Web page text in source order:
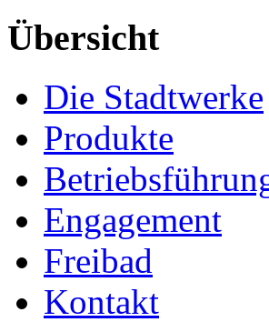
Übersicht
Die Stadtwerke
Produkte
Engagement
Freibad
Kontakt